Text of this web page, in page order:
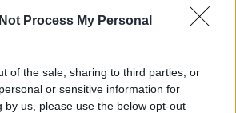
Process My Personal
of the sale, sharing to third parties, or
or sensitive information for
by us, please use the below opt-out
nem borítaná fel Verstappenért